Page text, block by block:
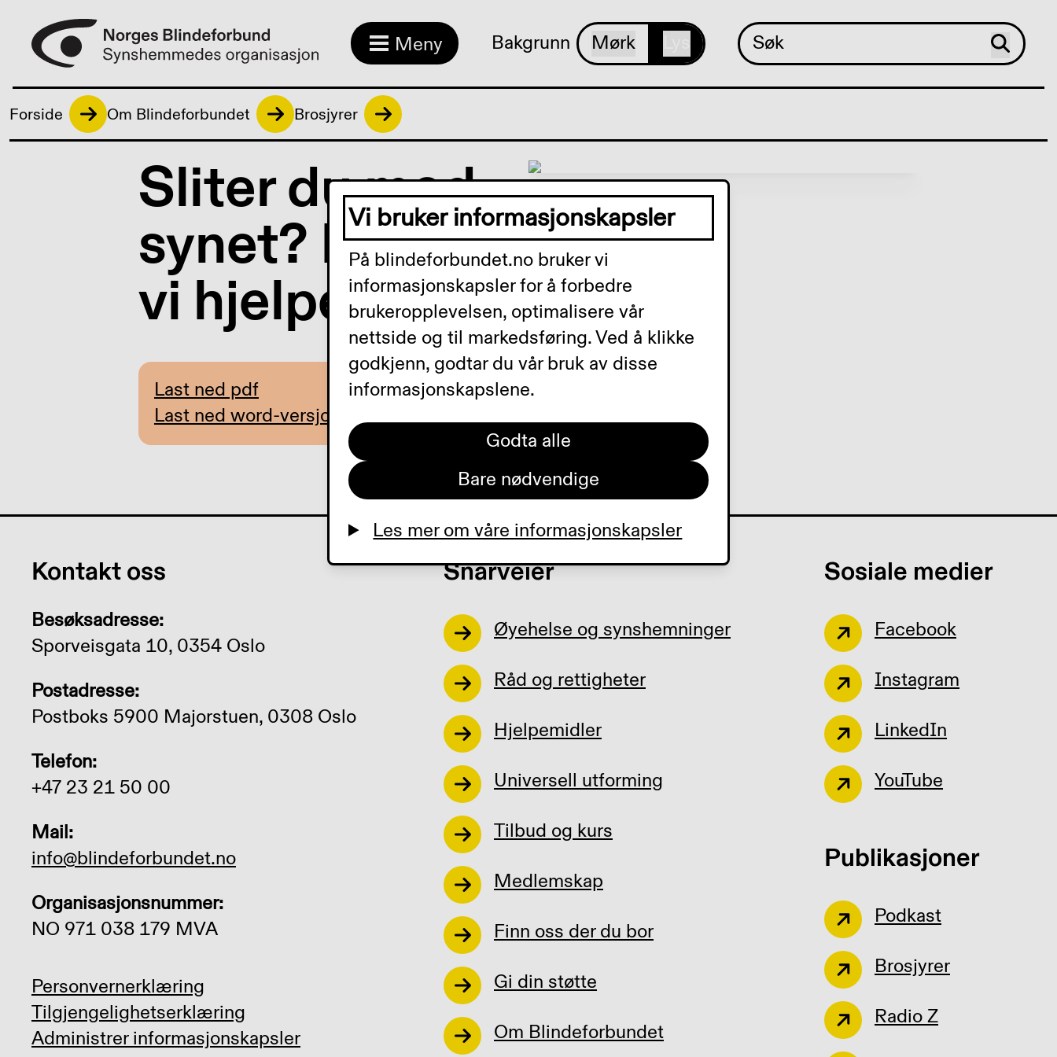
Meny Bakgrunn Mørk
Forside Om Blindeforbundet Brosjyrer
Sliter du med
synet? Da kan
vi hjelpe deg!
Last ned pdf
Last ned word-versjon
Kontakt oss
Besøksadresse:
Sporveisgata 10, 0354 Oslo
Postadresse:
Postboks 5900 Majorstuen, 0308 Oslo
Telefon:
+47 23 21 50 00
Mail:
info@blindeforbundet.no
Organisasjonsnummer:
NO 971 038 179 MVA
Personvernerklæring
Tilgjengelighetserklæring
Administrer informasjonskapsler
Snarveier
Øyehelse og synshemninger
Råd og rettigheter
Hjelpemidler
Universell utforming
Tilbud og kurs
Medlemskap
Finn oss der du bor
Gi din støtte
Om Blindeforbundet
Sosiale medier
Facebook
Instagram
LinkedIn
YouTube
Publikasjoner
Podkast
Brosjyrer
Radio Z
Vi bruker informasjonskapsler
På blindeforbundet.no bruker vi
informasjonskapsler for å forbedre
brukeropplevelsen, optimalisere vår
nettside og til markedsføring. Ved å klikke
godkjenn, godtar du vår bruk av disse
informasjonskapslene.
Godta alle
Bare nødvendige
Les mer om våre informasjonskapsler